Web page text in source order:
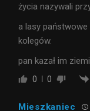
życia nazywali
a lasy
kolegów.
pan kazał im
0 0
Mieszkaniec